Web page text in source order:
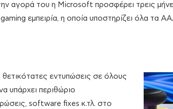
αγορά του η Microsoft προσφέρει τρεις
εμπειρία, η οποία υποστηρίζει όλα τα
θετικότατες εντυπώσεις σε όλους
υπάρχει περιθώριο
software fixes κ.τλ. στο